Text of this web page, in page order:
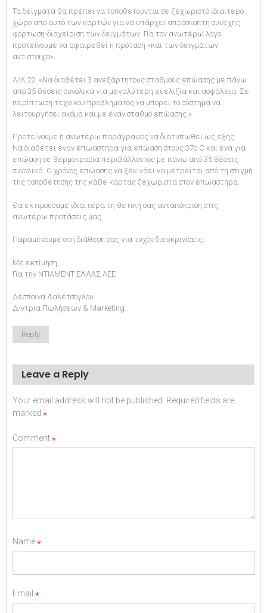
Τα δείγματα θα πρέπει να τοποθετούνται σε ξεχωριστό ιδιαίτερο
χώρο από αυτό των καρτών για να υπάρχει απρόσκοπτη συνεχής
φόρτωση-διαχείριση των δειγμάτων. Για τον ανωτέρω λόγο
προτείνουμε να αφαιρεθεί η πρόταση «και των δειγμάτων
αντίστοιχα».
Α/Α 22. «Να διαθέτει 3 ανεξάρτητους σταθμούς επώασης με πάνω
από 35 θέσεις συνολικά για μεγαλύτερη ευελιξία και ασφάλεια. Σε
περίπτωση τεχνικού προβλήματος να μπορεί το σύστημα να
λειτουργήσει ακόμα και με έναν σταθμό επώασης.»
Προτείνουμε η ανωτέρω παράγραφος να διατυπωθεί ως εξής:
Να διαθέτει έναν επωαστήρα για επώαση στους 37ο C και ένα για
επώαση σε θερμοκρασία περιβάλλοντος με πάνω από 35 θέσεις
συνολικά. Ο χρόνος επώασης να ξεκινάει να μετρείται από τη στιγμή
της τοποθέτησης της κάθε κάρτας ξεχωριστά στον επωαστήρα.
Θα εκτιμούσαμε ιδιαίτερα τη θετική σας ανταπόκριση στις
ανωτέρω προτάσεις μας.
Παραμένουμε στη διάθεσή σας για τυχόν διευκρινίσεις.
Με εκτίμηση,
Για την NTIΑΜΕΝΤ ΕΛΛΑΣ ΑΕΕ
Δέσποινα Λαλέτσογλου
Δ/ντρια Πωλήσεων & Marketing
Reply
Leave a Reply
Your email address will not be published. Required fields are
marked *
Comment*
Name*
Email *